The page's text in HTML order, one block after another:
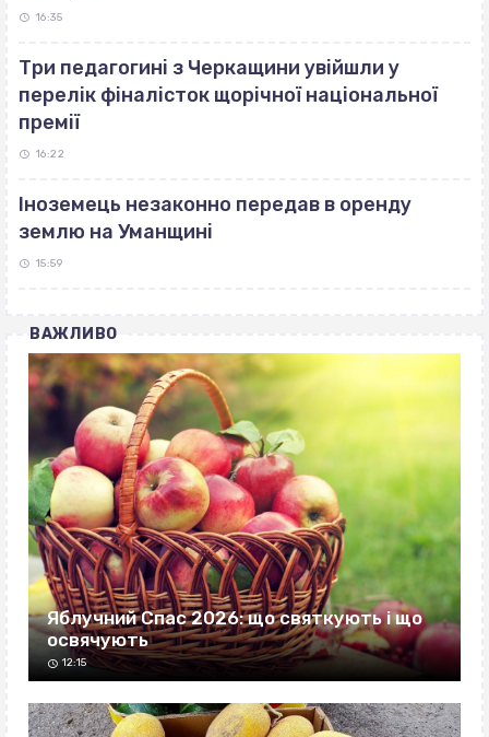
16:35
Три педагогині з Черкащини увійшли у
перелік фіналісток щорічної національної
премії
16:22
Іноземець незаконно передав в оренду
землю на Уманщині
15:59
ВАЖЛИВО
Яблучний Спас 2026: що святкують і що
освячують
12:15